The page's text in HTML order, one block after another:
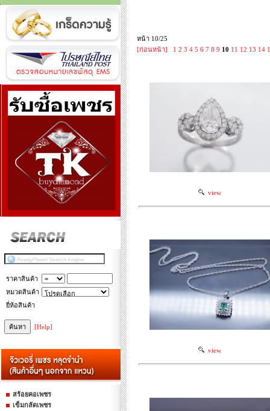
ราคาสินค้า
หมวดสินค้า
ยี่ห้อสินค้า
[Help]
สร้อยคอเพชร
เข็มกลัดเพชร
หน้า 10/25
[ก่อนหน้า]
1 2 3 4 5 6 7 8 9 10 11 12 13 14
view
view